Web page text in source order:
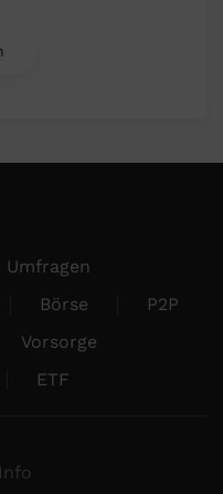
Umfragen
Börse
P2P
Vorsorge
ETF
Info